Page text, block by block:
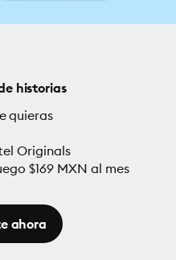
historias
quieras
Originals
$169 MXN al mes
ahora